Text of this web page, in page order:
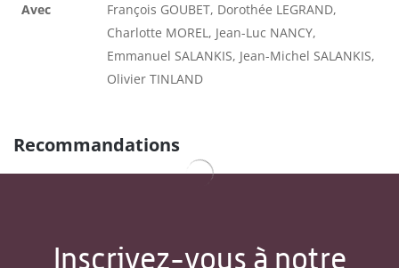
Avec
François GOUBET, Dorothée LEGRAND,
Charlotte MOREL, Jean-Luc NANCY,
Emmanuel SALANKIS, Jean-Michel SALANKIS,
Olivier TINLAND
Recommandations
Inscrivez-vous à notre